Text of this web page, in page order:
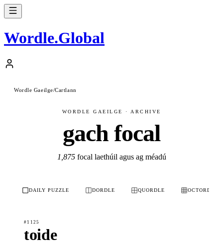
Wordle.Global
Wordle Gaeilge/Cartlann
WORDLE GAEILGE · ARCHIVE
gach focal
1,875focal laethúil agus ag méadú
DAILY PUZZLE DORDLE QUORDLE OCTORDLE
#1125
toide